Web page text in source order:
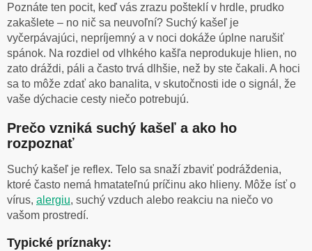
Poznáte ten pocit, keď vás zrazu pošteklí v hrdle, prudko
zakašlete – no nič sa neuvoľní? Suchý kašeľ je
vyčerpávajúci, nepríjemný a v noci dokáže úplne narušiť
spánok. Na rozdiel od vlhkého kašľa neprodukuje hlien, no
zato dráždi, páli a často trvá dlhšie, než by ste čakali. A hoci
sa to môže zdať ako banalita, v skutočnosti ide o signál, že
vaše dýchacie cesty niečo potrebujú.
Prečo vzniká suchý kašeľ a ako ho
rozpoznať
Suchý kašeľ je reflex. Telo sa snaží zbaviť podráždenia,
ktoré často nemá hmatateľnú príčinu ako hlieny. Môže ísť o
vírus, alergiu, suchý vzduch alebo reakciu na niečo vo
vašom prostredí.
Typické príznaky: